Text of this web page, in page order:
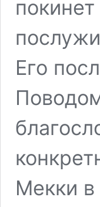
Его
Мекки в